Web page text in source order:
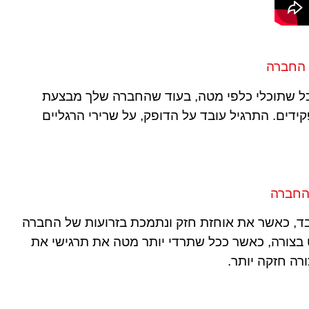
החברה
שתוכלי כלפי מטה, בעוד שהחברה שלך מבצעת
התרגיל עובד על הדופק, על שרירי הרגליים
החברה
כאשר את אוחזת חזק ונתמכת בזרועות של החברה
כאשר ככל שתרדי יותר מטה את תרגישי את
חזקה יותר.